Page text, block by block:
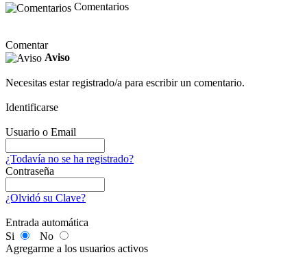
Comentarios
Comentar
Aviso
Necesitas estar registrado/a para escribir un comentario.
Identificarse
Usuario o Email
¿Todavía no se ha registrado?
Contraseña
¿Olvidó su Clave?
Entrada automática
Si
No
Agregarme a los usuarios activos